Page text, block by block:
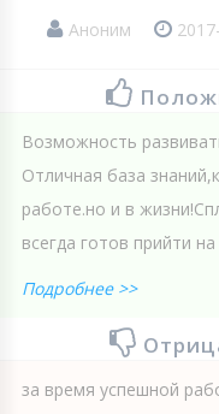
Аноним
Возможность
Отличная база
работе.но и в
всегда готов прийти
Подробнее >>
за время успешной